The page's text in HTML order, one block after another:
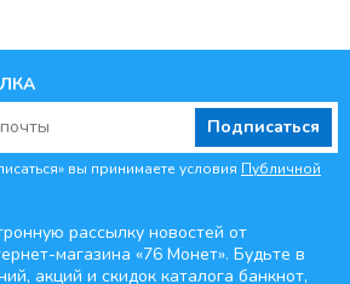
Подписаться
вы принимаете условия Публичной
рассылку новостей от
магазина «76 Монет». Будьте в
акций и скидок каталога банкнот,